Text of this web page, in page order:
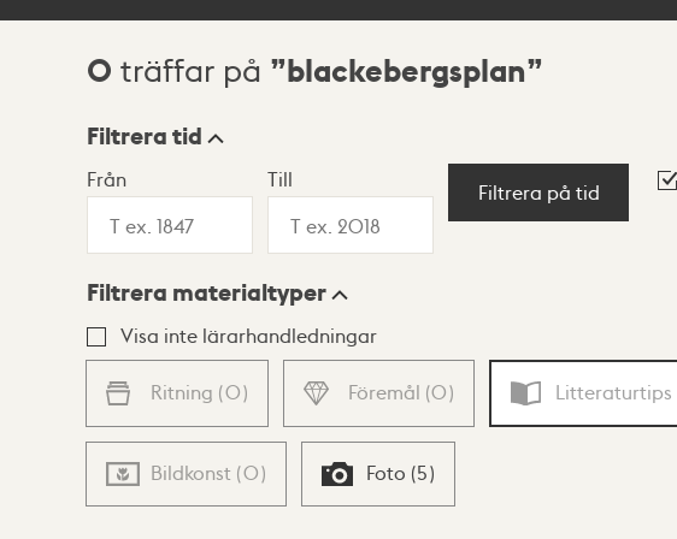
Sökresultat
0 träffar på blackebergsplan
Visningsläge
Lista Karta
Filtrera tid
Från Till
Filtrera på tid
Filtrera materialtyper
Visa inte lärarhandledningar
Ritning (0) Föremål (0) Litteraturtips
Bildkonst (0) Foto (5)